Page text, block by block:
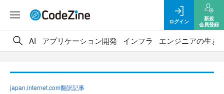
ログイン
新規
会員登録
AI アプリケーション開発 インフラ エンジニアの生き
japan.internet.com翻訳記事